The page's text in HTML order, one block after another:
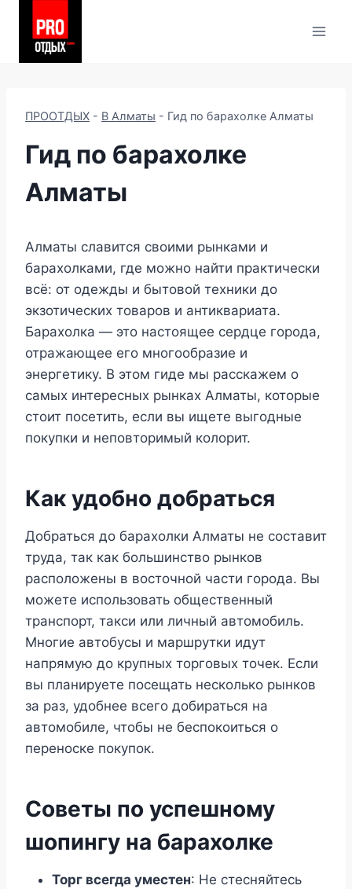
содержимому
ПРООТДЫХ - В Алматы - Гид по барахолке Алматы
Гид по барахолке
Алматы
Алматы славится своими рынками и
барахолками, где можно найти практически
всё: от одежды и бытовой техники до
экзотических товаров и антиквариата.
Барахолка — это настоящее сердце города,
отражающее его многообразие и
энергетику. В этом гиде мы расскажем о
самых интересных рынках Алматы, которые
стоит посетить, если вы ищете выгодные
покупки и неповторимый колорит.
Как удобно добраться
Добраться до барахолки Алматы не составит
труда, так как большинство рынков
расположены в восточной части города. Вы
можете использовать общественный
транспорт, такси или личный автомобиль.
Многие автобусы и маршрутки идут
напрямую до крупных торговых точек. Если
вы планируете посещать несколько рынков
за раз, удобнее всего добираться на
автомобиле, чтобы не беспокоиться о
переноске покупок.
Советы по успешному
шопингу на барахолке
Торг всегда уместен: Не стесняйтесь